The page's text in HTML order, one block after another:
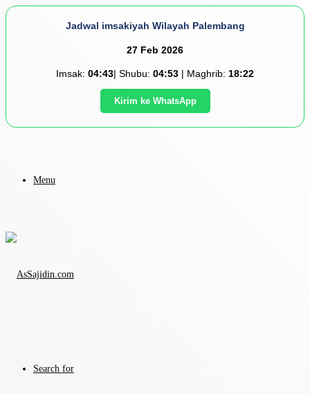
Jadwal imsakiyah Wilayah Palembang
27 Feb 2026
Imsak: 04:43| Shubu: 04:53 | Maghrib: 18:22
Kirim ke WhatsApp
Menu
Search for